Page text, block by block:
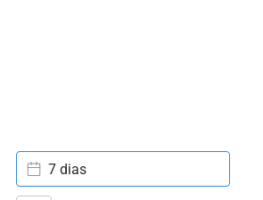
7 dias